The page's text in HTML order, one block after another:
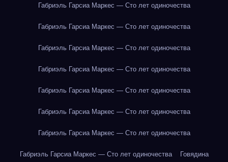
Габриэль Гарсиа Маркес — Сто лет одиночества
Габриэль Гарсиа Маркес — Сто лет одиночества
Габриэль Гарсиа Маркес — Сто лет одиночества
Габриэль Гарсиа Маркес — Сто лет одиночества
Габриэль Гарсиа Маркес — Сто лет одиночества
Габриэль Гарсиа Маркес — Сто лет одиночества
Габриэль Гарсиа Маркес — Сто лет одиночества
Габриэль Гарсиа Маркес — Сто лет одиночества Говядина